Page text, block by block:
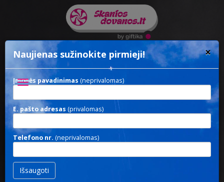
Toggle
MINITUBE NUTS/ Dražė
×
Naujienas sužinokite pirmieji!
Įmonės pavadinimas (neprivalomas)
E. pašto adresas (privalomas)
Telefono nr. (neprivalomas)